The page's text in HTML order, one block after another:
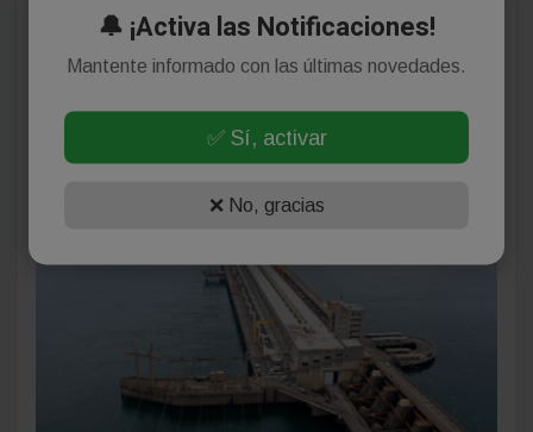
provincial enfrenta limitaciones estructurales. Según
indicó, el consumo eléctrico podría duplicarse en las
próximas dos décadas.
Si seguimos creciendo, la necesidad de
🔔 ¡Activa las Notificaciones!
Mantente informado con las últimas novedades.
✅ Sí, activar
❌ No, gracias